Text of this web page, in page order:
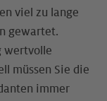
viel zu lange
gewartet.
wertvolle
müssen Sie die
immer